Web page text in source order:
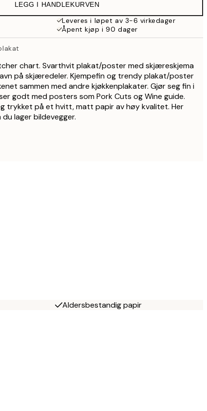
359 kr
LEGG I HANDLEKURVEN
Leveres i løpet av 3-6 virkedager
Åpent kjøp i 90 dager
chart. Svarthvit plakat/poster med skjæreskjema
på skjæredeler. Kjempefin og trendy plakat/poster
sammen med andre kjøkkenplakater. Gjør seg fin i
godt med posters som Pork Cuts og Wine guide.
trykket på et hvitt, matt papir av høy kvalitet. Her
lager bildevegger.
Aldersbestandig papir